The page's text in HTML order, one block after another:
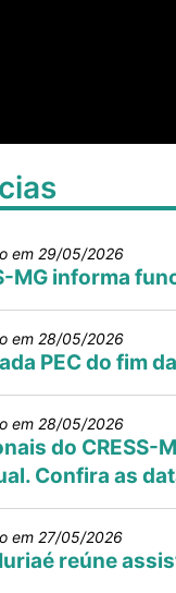
em 29/05/2026
MG informa
em 28/05/2026
PEC do fim
em 28/05/2026
do CRESS-
Confira as
em 27/05/2026
reúne